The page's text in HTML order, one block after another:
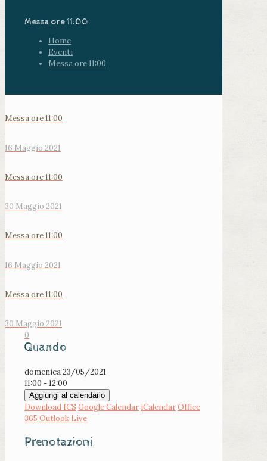
Messa ore 11:00
Home
Eventi
Messa ore 11:00
Messa ore 11:00
16 Maggio 2021
Messa ore 11:00
30 Maggio 2021
Messa ore 11:00
16 Maggio 2021
Messa ore 11:00
30 Maggio 2021
0
Quando
domenica 23/05/2021
11:00 - 12:00
Aggiungi al calendario
Download ICS Google Calendar iCalendarOffice
365 Outlook Live
Prenotazioni